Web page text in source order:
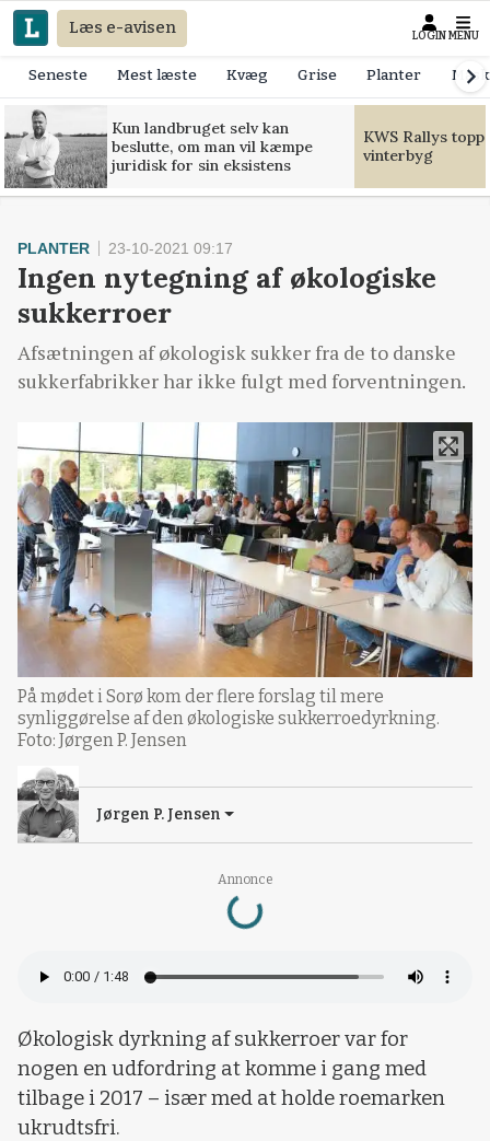
Læs e-avisen LOGIN MENU
Seneste Mest læste Kvæg Grise Planter
Kun landbruget selv kan
beslutte, om man vil kæmpe
juridisk for sin eksistens
KWS Rallys
vinterbyg
Annonce
Loading...
PLANTER 23-10-2021 09:17
Ingen nytegning af økologiske
sukkerroer
Afsætningen af økologisk sukker fra de to danske
sukkerfabrikker har ikke fulgt med forventningen.
På mødet i Sorø kom der flere forslag til mere
synliggørelse af den økologiske sukkerroedyrkning.
Foto: Jørgen P. Jensen
Jørgen P. Jensen
Økologisk dyrkning af sukkerroer var for
nogen en udfordring at komme i gang med
tilbage i 2017 – især med at holde roemarken
ukrudtsfri.